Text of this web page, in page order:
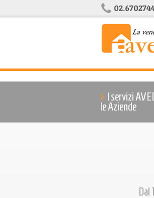
I servizi
le Aziende
Dal